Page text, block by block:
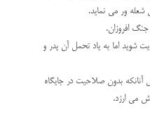
شعله ور می نماید.
افروزان.‌
شوید اما به یاد تحمل آن پدر و‌‌
بدون صلاحیت در جایگاه
می ارزد.